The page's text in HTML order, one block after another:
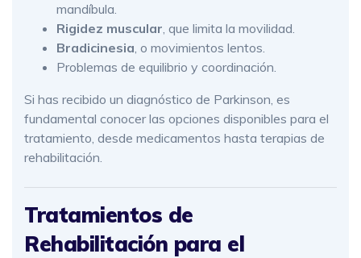
mandíbula.
Rigidez muscular, que limita la movilidad.
Bradicinesia, o movimientos lentos.
Problemas de equilibrio y coordinación.
Si has recibido un diagnóstico de Parkinson, es
fundamental conocer las opciones disponibles para el
tratamiento, desde medicamentos hasta terapias de
rehabilitación.
Tratamientos de
Rehabilitación para el